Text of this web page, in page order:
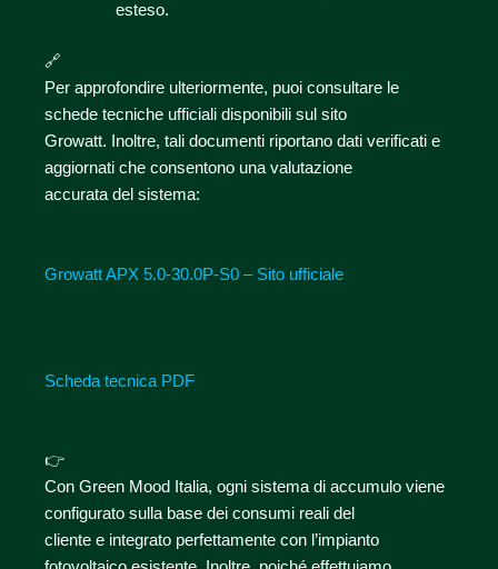
esteso.
🔗
Per approfondire ulteriormente, puoi consultare le
schede tecniche ufficiali disponibili sul sito
Growatt. Inoltre, tali documenti riportano dati verificati e
aggiornati che consentono una valutazione
accurata del sistema:
Growatt APX 5.0-30.0P-S0 – Sito ufficiale
Scheda tecnica PDF
👉
Con Green Mood Italia, ogni sistema di accumulo viene
configurato sulla base dei consumi reali del
cliente e integrato perfettamente con l’impianto